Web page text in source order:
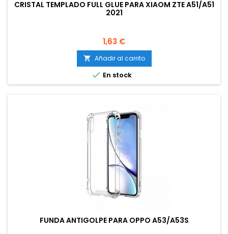
CRISTAL TEMPLADO FULL GLUE PARA XIAOM ZTE A51/A51
2021
Precio
1,63 €
 Añadir al carrito
 En stock
FUNDA ANTIGOLPE PARA OPPO A53/A53S